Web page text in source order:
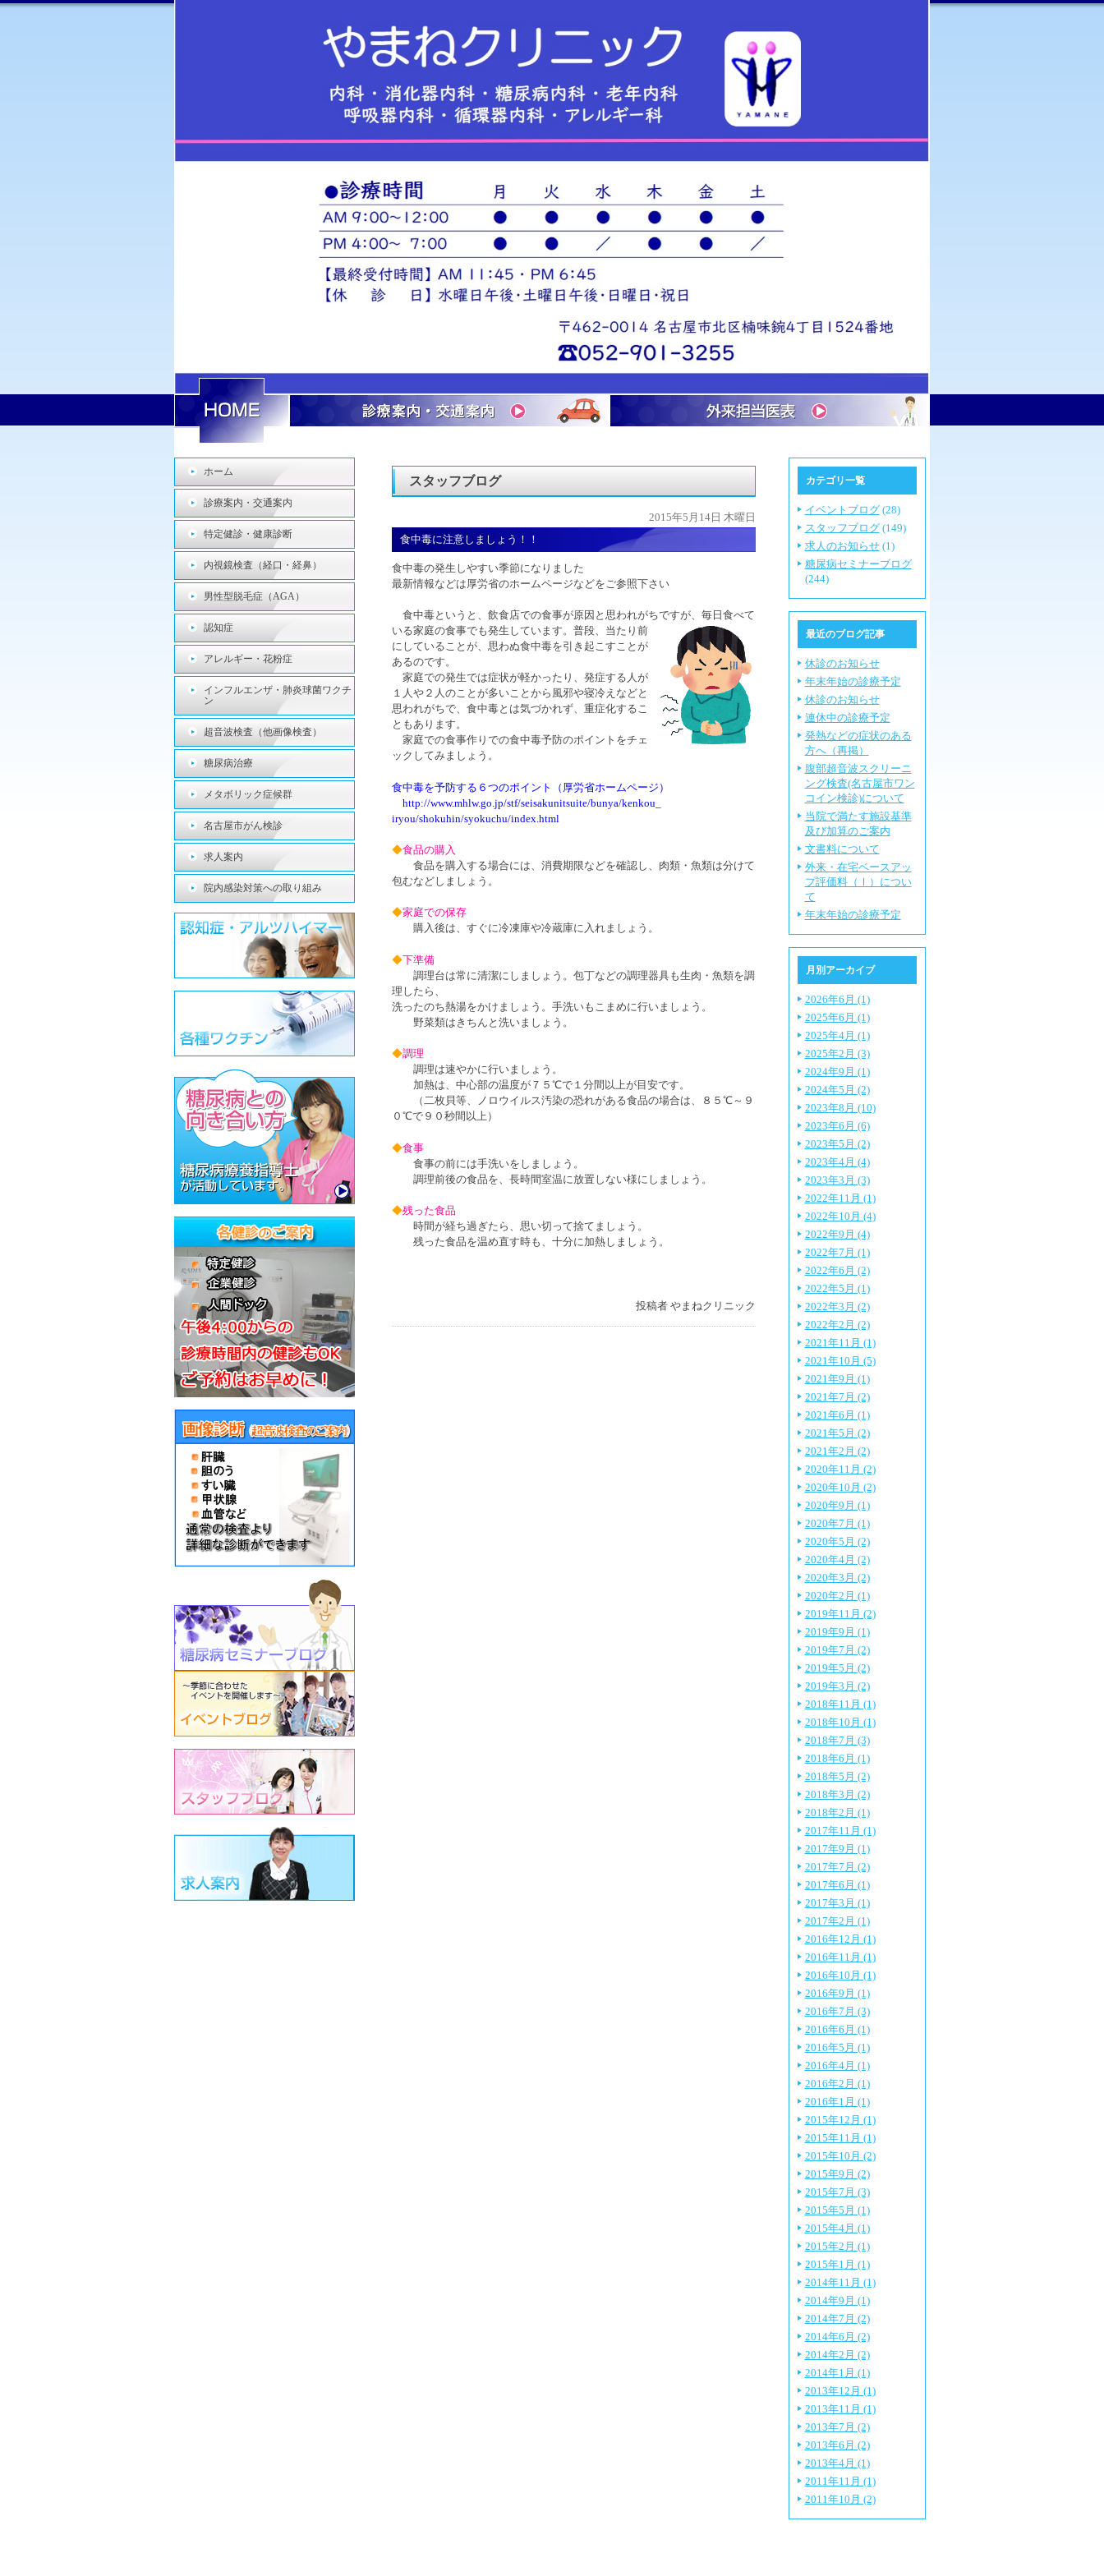
スタッフブログ
2015年5月14日 木曜日
食中毒に注意しましょう！！
食中毒の発生しやすい季節になりました
最新情報などは厚労省のホームページなどをご参照下さい
食中毒というと、飲食店での食事が原因と思われがちですが、 毎日食べて
いる家庭の食事でも発生しています。普段、当たり前
にしていることが、思わぬ食中毒を引き起こすことが
あるのです。
家庭での発生では症状が軽かったり、発症する人が
１人や２人のことが多いことから風邪や寝冷えなどと
思われがちで、食中毒とは気づかれず、重症化するこ
ともあります。
家庭での食事作りでの食中毒予防のポイントをチェ
ックしてみましょう。
食中毒を予防する６つのポイント（厚労省ホームページ）
http://www.mhlw.go.jp/stf/seisakunitsuite/bunya/kenkou_
iryou/shokuhin/syokuchu/index.html
◆食品の購入
食品を購入する場合には、消費期限などを確認し、肉類・魚類は分けて
包むなどしましょう。
◆家庭での保存
購入後は、すぐに冷凍庫や冷蔵庫に入れましょう。
◆下準備
調理台は常に清潔にしましょう。包丁などの調理器具も生肉・魚類を調
理したら、
洗ったのち熱湯をかけましょう。手洗いもこまめに行いましょう。
野菜類はきちんと洗いましょう。
◆調理
調理は速やかに行いましょう。
加熱は、中心部の温度が７５℃で１分間以上が目安です。
（二枚貝等、ノロウイルス汚染の恐れがある食品の場合は、８５℃～９
０℃で９０秒間以上）
◆食事
食事の前には手洗いをしましょう。
調理前後の食品を、長時間室温に放置しない様にしましょう。
◆残った食品
時間が経ち過ぎたら、思い切って捨てましょう。
残った食品を温め直す時も、十分に加熱しましょう。
投稿者やまねクリニック
カテゴリ一覧
イベントブログ(28)
スタッフブログ(149)
求人のお知らせ(1)
糖尿病セミナーブログ
(244)
最近のブログ記事
休診のお知らせ
年末年始の診療予定
休診のお知らせ
連休中の診療予定
発熱などの症状のある
方へ（再掲）
腹部超音波スクリーニ
ング検査(名古屋市ワン
コイン検診)について
当院で満たす施設基準
及び加算のご案内
文書料について
外来・在宅ベースアッ
プ評価料（Ⅰ）につい
て
年末年始の診療予定
月別アーカイブ
2026年6月 (1)
2025年6月 (1)
2025年4月 (1)
2025年2月 (3)
2024年9月 (1)
2024年5月 (2)
2023年8月 (10)
2023年6月 (6)
2023年5月 (2)
2023年4月 (4)
2023年3月 (3)
2022年11月 (1)
2022年10月 (4)
2022年9月 (4)
2022年7月 (1)
2022年6月 (2)
2022年5月 (1)
2022年3月 (2)
2022年2月 (2)
2021年11月 (1)
2021年10月 (5)
2021年9月 (1)
2021年7月 (2)
2021年6月 (1)
2021年5月 (2)
2021年2月 (2)
2020年11月 (2)
2020年10月 (2)
2020年9月 (1)
2020年7月 (1)
2020年5月 (2)
2020年4月 (2)
2020年3月 (2)
2020年2月 (1)
2019年11月 (2)
2019年9月 (1)
2019年7月 (2)
2019年5月 (2)
2019年3月 (2)
2018年11月 (1)
2018年10月 (1)
2018年7月 (3)
2018年6月 (1)
2018年5月 (2)
2018年3月 (2)
2018年2月 (1)
2017年11月 (1)
2017年9月 (1)
2017年7月 (2)
2017年6月 (1)
2017年3月 (1)
2017年2月 (1)
2016年12月 (1)
2016年11月 (1)
2016年10月 (1)
2016年9月 (1)
2016年7月 (3)
2016年6月 (1)
2016年5月 (1)
2016年4月 (1)
2016年2月 (1)
2016年1月 (1)
2015年12月 (1)
2015年11月 (1)
2015年10月 (2)
2015年9月 (2)
2015年7月 (3)
2015年5月 (1)
2015年4月 (1)
2015年2月 (1)
2015年1月 (1)
2014年11月 (1)
2014年9月 (1)
2014年7月 (2)
2014年6月 (2)
2014年2月 (2)
2014年1月 (1)
2013年12月 (1)
2013年11月 (1)
2013年7月 (2)
2013年6月 (2)
2013年4月 (1)
2011年11月 (1)
2011年10月 (2)
ホーム
診療案内・交通案内
特定健診・健康診断
内視鏡検査（経口・経鼻）
男性型脱毛症（AGA）
認知症
アレルギー・花粉症
インフルエンザ・肺炎球菌ワクチ
ン
超音波検査（他画像検査）
糖尿病治療
メタボリック症候群
名古屋市がん検診
求人案内
院内感染対策への取り組み